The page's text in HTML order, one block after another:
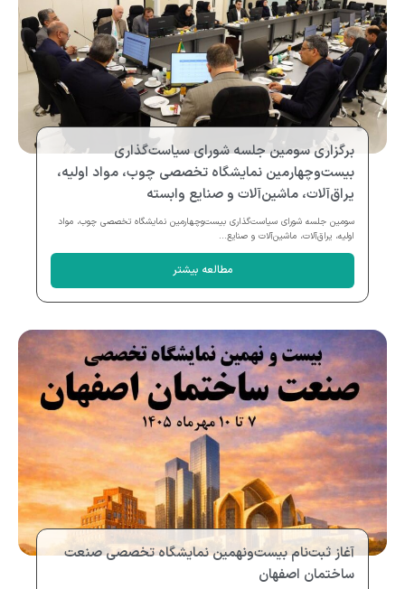
برگزاری سومین جلسه شورای سیاست‌گذاری
بیست‌وچهارمین نمایشگاه تخصصی چوب، مواد اولیه،
یراق‌آلات، ماشین‌آلات و صنایع وابسته
سومین جلسه شورای سیاست‌گذاری بیست‌وچهارمین نمایشگاه تخصصی چوب، مواد
اولیه، یراق‌آلات، ماشین‌آلات و صنایع...
مطالعه بیشتر
آغاز ثبت‌نام بیست‌ونهمین نمایشگاه تخصصی صنعت
ساختمان اصفهان